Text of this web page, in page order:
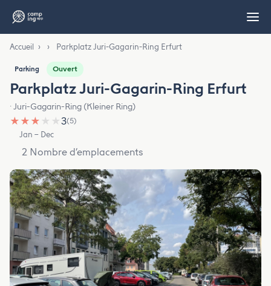
Accueil › › Parkplatz Juri-Gagarin-Ring Erfurt
Parking Ouvert
Parkplatz Juri-Gagarin-Ring Erfurt
· Juri-Gagarin-Ring (Kleiner Ring)
★ ★ ★ ★ ★3(5)
Jan – Dec
2 Nombre d’emplacements